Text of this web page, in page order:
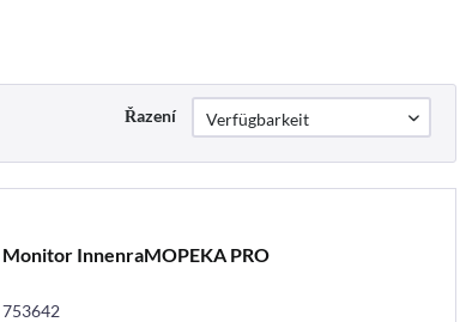
Řazení
Monitor InnenraMOPEKA PRO
753642